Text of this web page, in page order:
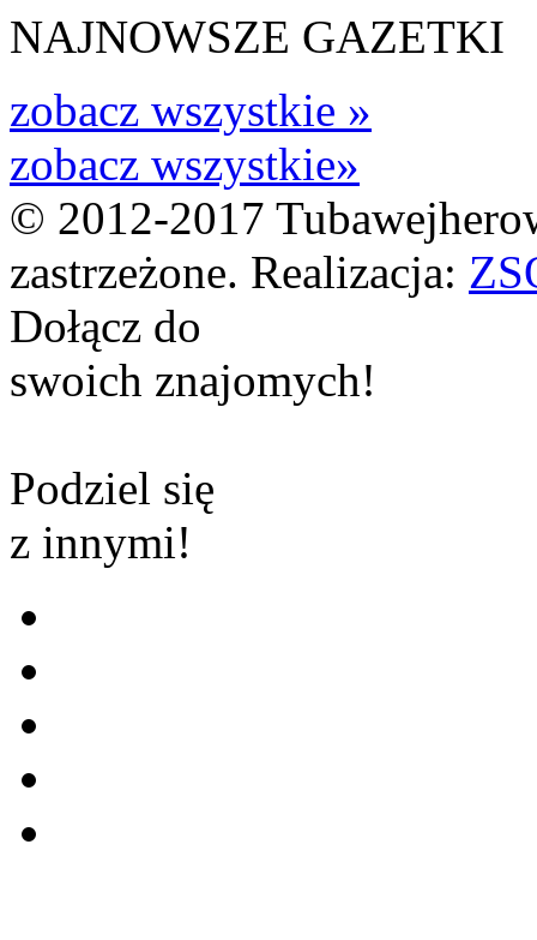
NAJNOWSZE GAZETKI
zobacz wszystkie »
zobacz wszystkie»
© 2012-2017
zastrzeżone. Realizacja:
Dołącz do
swoich znajomych!
Podziel się
z innymi!